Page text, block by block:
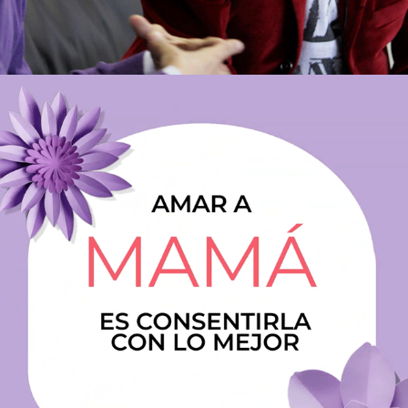
2026
GUION DÍA DE LA MADRE